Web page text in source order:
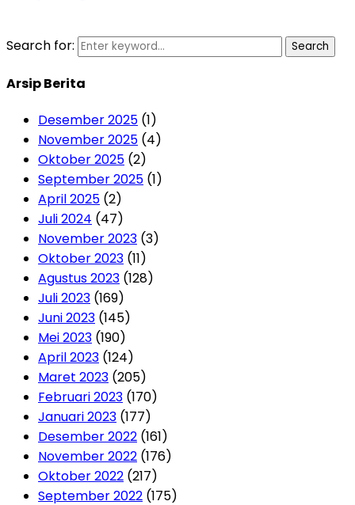
Search for: Search
Arsip Berita
Desember 2025 (1)
November 2025 (4)
Oktober 2025 (2)
September 2025 (1)
April 2025 (2)
Juli 2024 (47)
November 2023 (3)
Oktober 2023 (11)
Agustus 2023 (128)
Juli 2023 (169)
Juni 2023 (145)
Mei 2023 (190)
April 2023 (124)
Maret 2023 (205)
Februari 2023 (170)
Januari 2023 (177)
Desember 2022 (161)
November 2022 (176)
Oktober 2022 (217)
September 2022 (175)